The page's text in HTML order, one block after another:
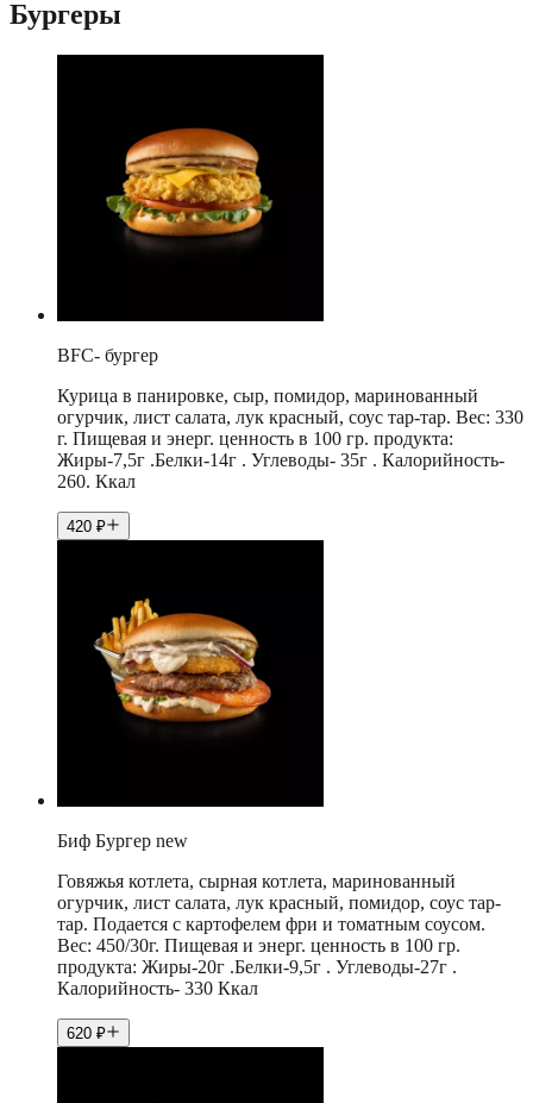
Бургеры
BFC- бургер
Курица в панировке, сыр, помидор, маринованный
огурчик, лист салата, лук красный, соус тар-тар. Вес: 330
г. Пищевая и энерг. ценность в 100 гр. продукта:
Жиры-7,5г .Белки-14г . Углеводы- 35г . Калорийность-
260. Ккал
420 ₽
Биф Бургер new
Говяжья котлета, сырная котлета, маринованный
огурчик, лист салата, лук красный, помидор, соус тар-
тар. Подается с картофелем фри и томатным соусом.
Вес: 450/30г. Пищевая и энерг. ценность в 100 гр.
продукта: Жиры-20г .Белки-9,5г . Углеводы-27г .
Калорийность- 330 Ккал
620 ₽